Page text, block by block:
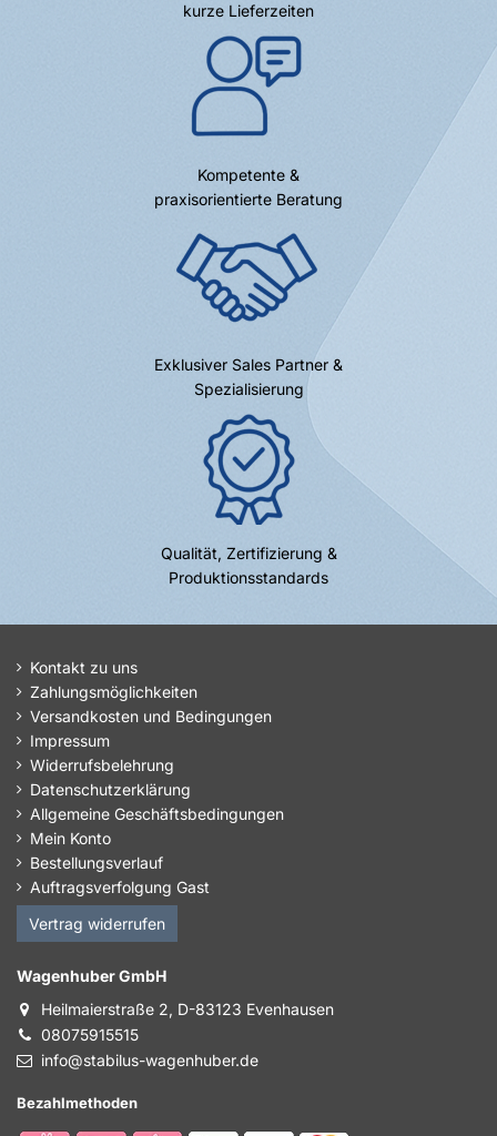
kurze Lieferzeiten
Kompetente &
praxisorientierte Beratung
Exklusiver Sales Partner &
Spezialisierung
Qualität, Zertifizierung &
Produktionsstandards
Kontakt zu uns
Zahlungsmöglichkeiten
Versandkosten und Bedingungen
Impressum
Widerrufsbelehrung
Datenschutzerklärung
Allgemeine Geschäftsbedingungen
Mein Konto
Bestellungsverlauf
Auftragsverfolgung Gast
Vertrag widerrufen
Wagenhuber GmbH
Heilmaierstraße 2, D-83123 Evenhausen
08075915515
info@stabilus-wagenhuber.de
Bezahlmethoden